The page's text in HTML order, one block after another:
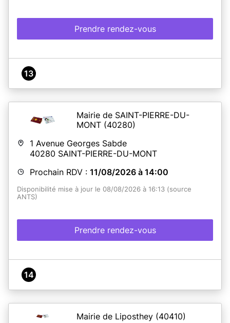
Prendre rendez-vous
13
Mairie de SAINT-PIERRE-DU-
MONT (40280)
1 Avenue Georges Sabde
40280 SAINT-PIERRE-DU-MONT
Prochain RDV : 11/08/2026 à 14:00
Disponibilité mise à jour le 08/08/2026 à 16:13 (source
ANTS)
Prendre rendez-vous
14
Mairie de Liposthey (40410)